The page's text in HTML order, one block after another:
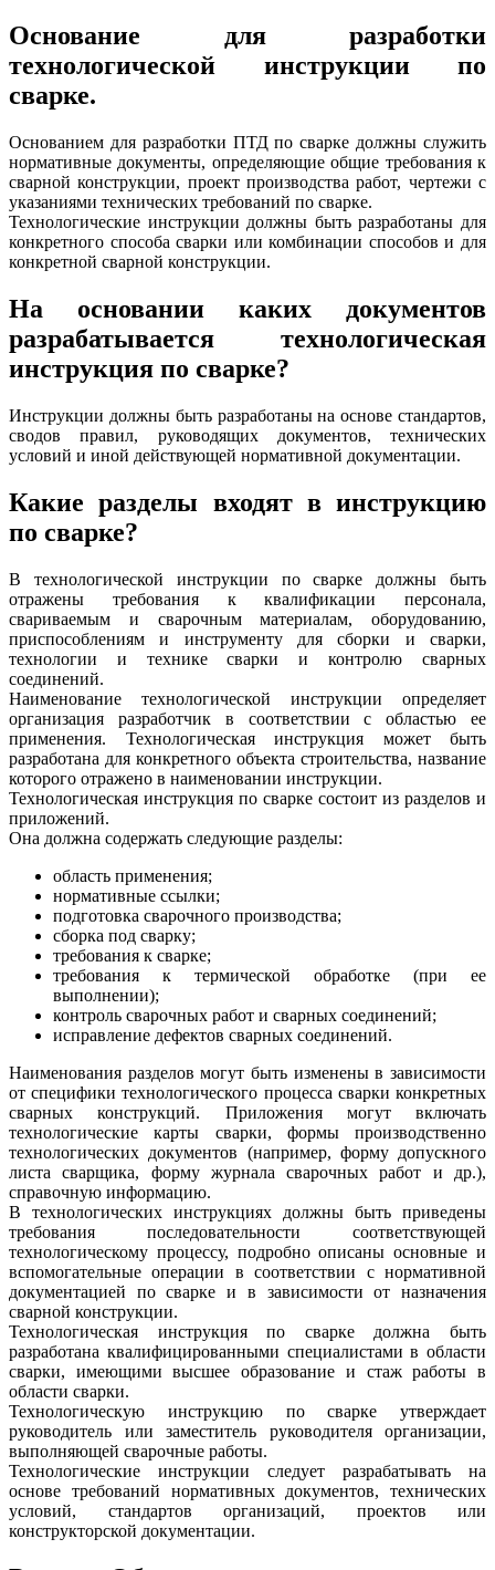
Основание для разработки
технологической инструкции по
сварке.
Основанием для разработки ПТД по сварке должны служить
нормативные документы, определяющие общие требования к
сварной конструкции, проект производства работ, чертежи с
указаниями технических требований по сварке.
Технологические инструкции должны быть разработаны для
конкретного способа сварки или комбинации способов и для
конкретной сварной конструкции.
На основании каких документов
разрабатывается технологическая
инструкция по сварке?
Инструкции должны быть разработаны на основе стандартов,
сводов правил, руководящих документов, технических
условий и иной действующей нормативной документации.
Какие разделы входят в инструкцию
по сварке?
В технологической инструкции по сварке должны быть
отражены требования к квалификации персонала,
свариваемым и сварочным материалам, оборудованию,
приспособлениям и инструменту для сборки и сварки,
технологии и технике сварки и контролю сварных
соединений.
Наименование технологической инструкции определяет
организация разработчик в соответствии с областью ее
применения. Технологическая инструкция может быть
разработана для конкретного объекта строительства, название
которого отражено в наименовании инструкции.
Технологическая инструкция по сварке состоит из разделов и
приложений.
Она должна содержать следующие разделы:
область применения;
нормативные ссылки;
подготовка сварочного производства;
сборка под сварку;
требования к сварке;
требования к термической обработке (при ее
выполнении);
контроль сварочных работ и сварных соединений;
исправление дефектов сварных соединений.
Наименования разделов могут быть изменены в зависимости
от специфики технологического процесса сварки конкретных
сварных конструкций. Приложения могут включать
технологические карты сварки, формы производственно
технологических документов (например, форму допускного
листа сварщика, форму журнала сварочных работ и др.),
справочную информацию.
В технологических инструкциях должны быть приведены
требования последовательности соответствующей
технологическому процессу, подробно описаны основные и
вспомогательные операции в соответствии с нормативной
документацией по сварке и в зависимости от назначения
сварной конструкции.
Технологическая инструкция по сварке должна быть
разработана квалифицированными специалистами в области
сварки, имеющими высшее образование и стаж работы в
области сварки.
Технологическую инструкцию по сварке утверждает
руководитель или заместитель руководителя организации,
выполняющей сварочные работы.
Технологические инструкции следует разрабатывать на
основе требований нормативных документов, технических
условий, стандартов организаций, проектов или
конструкторской документации.